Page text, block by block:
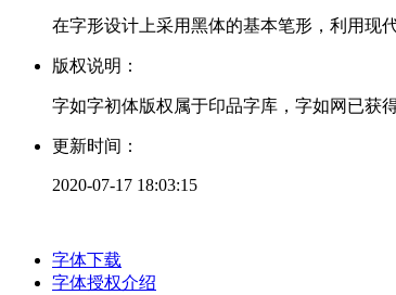
在字形设计上采用黑体的基本笔形，利用现
版权说明：
字如字初体版权属于印品字库，字如网已获
更新时间：
2020-07-17 18:03:15
字体下载
字体授权介绍